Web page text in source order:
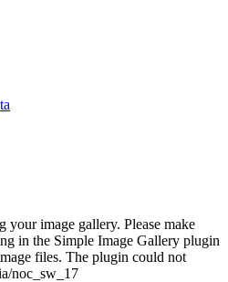
your image gallery. Please make
in the Simple Image Gallery plugin
files. The plugin could not
noc_sw_17